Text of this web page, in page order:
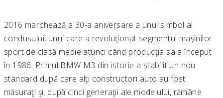
2016 marchează a 30-a aniversare a unui simbol al
condusului, unui care a revoluţionat segmentul maşinilor
sport de clasă medie atunci când producţia sa a început
în 1986. Primul BMW M3 din istorie a stabilit un nou
standard după care alţi constructori auto au fost
măsuraţi şi, după cinci generaţii ale modelului, rămâne